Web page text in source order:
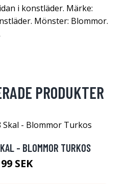
i konstläder. Märke:
Mönster: Blommor.
PRODUKTER
- BLOMMOR TURKOS
SEK